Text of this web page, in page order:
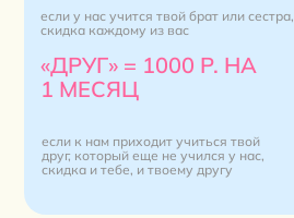
если у нас учится твой брат или сестра,
скидка каждому из вас
«ДРУГ» = 1000 Р. HA
1 МЕСЯЦ
если к нам приходит учиться твой
друг, который еще не учился у нас,
скидка и тебе, и твоему другу